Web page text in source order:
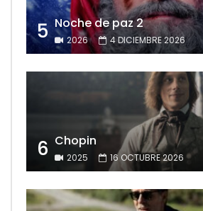
5 Noche de paz 2
2026 4 DICIEMBRE 2026
6 Chopin
2025 16 OCTUBRE 2026